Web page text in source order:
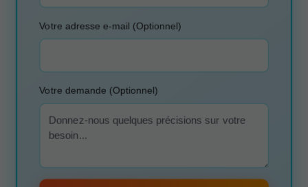
Votre adresse e-mail (Optionnel)
Votre demande (Optionnel)